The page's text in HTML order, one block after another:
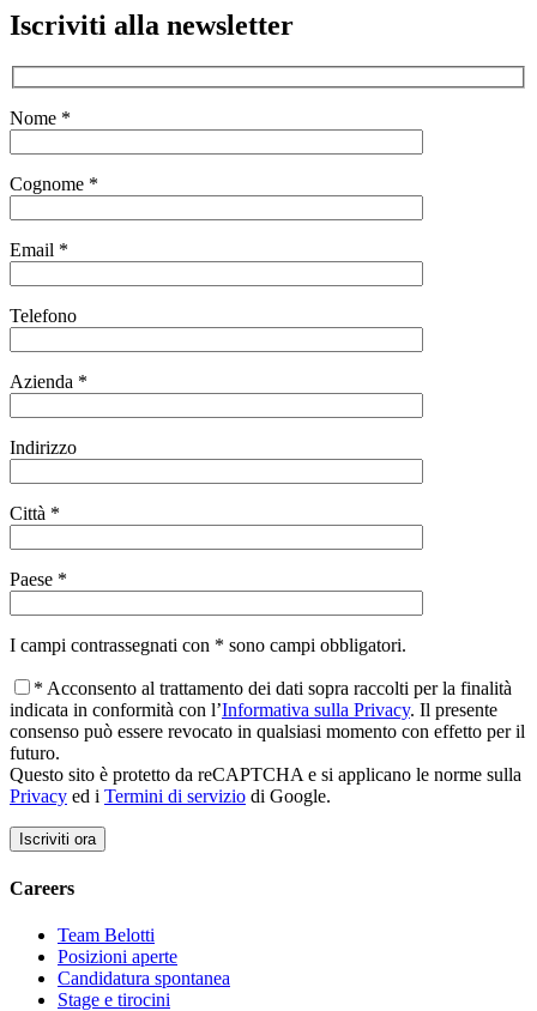
Iscriviti alla newsletter
Nome *
Cognome *
Email *
Telefono
Azienda *
Indirizzo
Città *
Paese *
I campi contrassegnati con * sono campi obbligatori.
* Acconsento al trattamento dei dati sopra raccolti per la finalità
indicata in conformità con l’Informativa sulla Privacy. Il presente
consenso può essere revocato in qualsiasi momento con effetto per il
futuro.
Questo sito è protetto da reCAPTCHA e si applicano le norme sulla
Privacy ed i Termini di servizio di Google.
Careers
Team Belotti
Posizioni aperte
Candidatura spontanea
Stage e tirocini